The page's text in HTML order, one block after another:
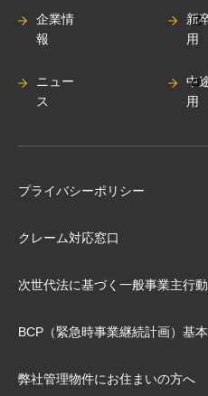
企業情
報
ニュー
ス
新
用
中
用
プライバシーポリシー
クレーム対応窓口
次世代法に基づく⼀般事業主⾏
BCP（緊急時事業継続計画）基
弊社管理物件にお住まいの⽅へ